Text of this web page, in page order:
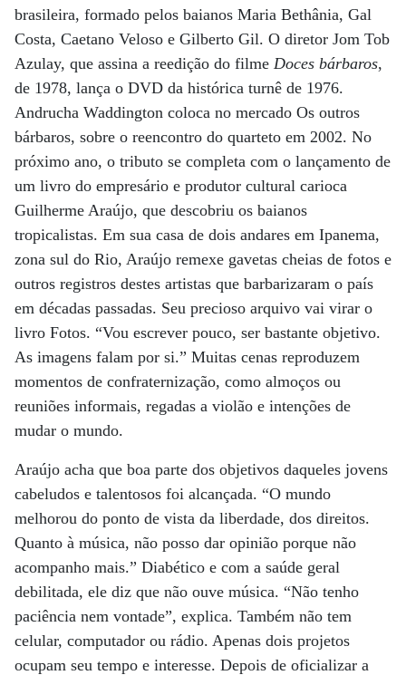
brasileira, formado pelos baianos Maria Bethânia, Gal
Costa, Caetano Veloso e Gilberto Gil. O diretor Jom Tob
Azulay, que assina a reedição do filme Doces bárbaros,
de 1978, lança o DVD da histórica turnê de 1976.
Andrucha Waddington coloca no mercado Os outros
bárbaros, sobre o reencontro do quarteto em 2002. No
próximo ano, o tributo se completa com o lançamento de
um livro do empresário e produtor cultural carioca
Guilherme Araújo, que descobriu os baianos
tropicalistas. Em sua casa de dois andares em Ipanema,
zona sul do Rio, Araújo remexe gavetas cheias de fotos e
outros registros destes artistas que barbarizaram o país
em décadas passadas. Seu precioso arquivo vai virar o
livro Fotos. “Vou escrever pouco, ser bastante objetivo.
As imagens falam por si.” Muitas cenas reproduzem
momentos de confraternização, como almoços ou
reuniões informais, regadas a violão e intenções de
mudar o mundo.
Araújo acha que boa parte dos objetivos daqueles jovens
cabeludos e talentosos foi alcançada. “O mundo
melhorou do ponto de vista da liberdade, dos direitos.
Quanto à música, não posso dar opinião porque não
acompanho mais.” Diabético e com a saúde geral
debilitada, ele diz que não ouve música. “Não tenho
paciência nem vontade”, explica. Também não tem
celular, computador ou rádio. Apenas dois projetos
ocupam seu tempo e interesse. Depois de oficializar a